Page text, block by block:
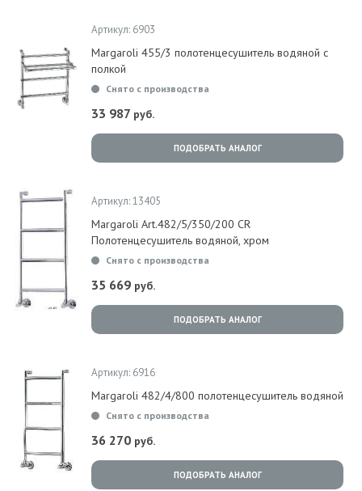
Артикул: 6903
Margaroli 455/3 полотенцесушитель водяной с
полкой
Снято с производства
33 987 руб.
ПОДОБРАТЬ АНАЛОГ
Артикул: 13405
Margaroli Art.482/5/350/200 CR
Полотенцесушитель водяной, хром
Снято с производства
35 669 руб.
ПОДОБРАТЬ АНАЛОГ
Артикул: 6916
Margaroli 482/4/800 полотенцесушитель водяной
Снято с производства
36 270 руб.
ПОДОБРАТЬ АНАЛОГ